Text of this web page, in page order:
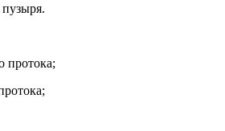
протока;